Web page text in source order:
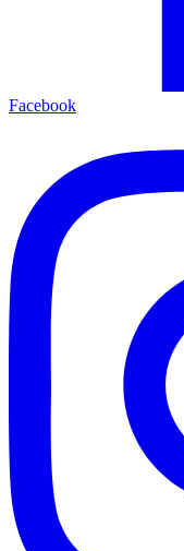
Facebook